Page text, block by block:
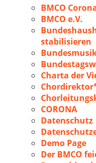
BMCO
BMCO e.V.
stabilisieren
Charta der
CORONA
Datenschutz
Demo Page
Der BMCO